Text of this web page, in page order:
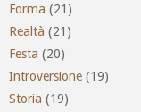
Forma (21)
Realtà (21)
Festa (20)
Introversione (19)
Storia (19)